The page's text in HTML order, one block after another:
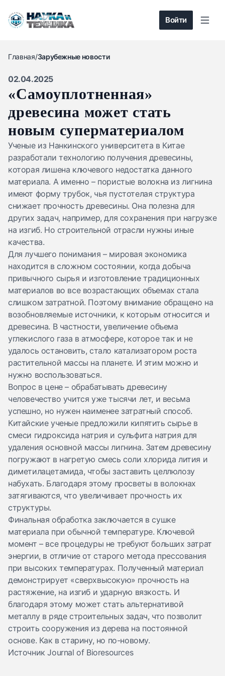
Войти
Главная/Зарубежные новости
02.04.2025
«Самоуплотненная»
древесина может стать
новым суперматериалом
Ученые из Нанкинского университета в Китае
разработали технологию получения древесины,
которая лишена ключевого недостатка данного
материала. А именно – пористые волокна из лигнина
имеют форму трубок, чья пустотелая структура
снижает прочность древесины. Она полезна для
других задач, например, для сохранения при нагрузке
на изгиб. Но строительной отрасли нужны иные
качества.
Для лучшего понимания – мировая экономика
находится в сложном состоянии, когда добыча
привычного сырья и изготовление традиционных
материалов во все возрастающих объемах стала
слишком затратной. Поэтому внимание обращено на
возобновляемые источники, к которым относится и
древесина. В частности, увеличение объема
углекислого газа в атмосфере, которое так и не
удалось остановить, стало катализатором роста
растительной массы на планете. И этим можно и
нужно воспользоваться.
Вопрос в цене – обрабатывать древесину
человечество учится уже тысячи лет, и весьма
успешно, но нужен наименее затратный способ.
Китайские ученые предложили кипятить сырье в
смеси гидроксида натрия и сульфита натрия для
удаления основной массы лигнина. Затем древесину
погружают в нагретую смесь соли хлорида лития и
диметилацетамида, чтобы заставить целлюлозу
набухать. Благодаря этому просветы в волокнах
затягиваются, что увеличивает прочность их
структуры.
Финальная обработка заключается в сушке
материала при обычной температуре. Ключевой
момент – все процедуры не требуют больших затрат
энергии, в отличие от старого метода прессования
при высоких температурах. Полученный материал
демонстрирует «сверхвысокую» прочность на
растяжение, на изгиб и ударную вязкость. И
благодаря этому может стать альтернативой
металлу в ряде строительных задач, что позволит
строить сооружения из дерева на постоянной
основе. Как в старину, но по-новому.
Источник Journal of Bioresources